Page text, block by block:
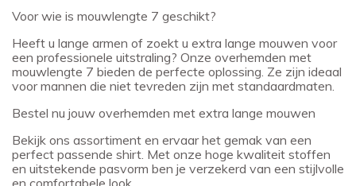
Voor wie is mouwlengte 7 geschikt?
Heeft u lange armen of zoekt u extra lange mouwen voor
een professionele uitstraling? Onze overhemden met
mouwlengte 7 bieden de perfecte oplossing. Ze zijn ideaal
voor mannen die niet tevreden zijn met standaardmaten.
Bestel nu jouw overhemden met extra lange mouwen
Bekijk ons assortiment en ervaar het gemak van een
perfect passende shirt. Met onze hoge kwaliteit stoffen
en uitstekende pasvorm ben je verzekerd van een stijlvolle
en comfortabele look.